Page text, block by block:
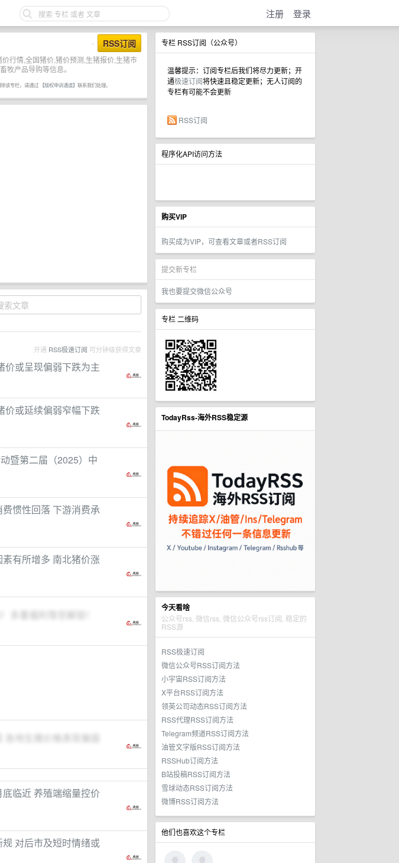
注册 登录
专栏 RSS订阅（公众号）
温馨提示：订阅专栏后我们将尽力更新；开
通极速订阅将快速且稳定更新；无人订阅的
专栏有可能不会更新
RSS订阅
程序化API访问方法
购买VIP
购买成为VIP，可查看文章或者RSS订阅
提交新专栏
我也要提交微信公众号
专栏 二维码
TodayRss-海外RSS稳定源
今天看啥
公众号rss, 微信rss, 微信公众号rss订阅, 稳定的
RSS源
RSS极速订阅
微信公众号RSS订阅方法
小宇宙RSS订阅方法
X平台RSS订阅方法
领英公司动态RSS订阅方法
RSS代理RSS订阅方法
Telegram频道RSS订阅方法
油管文字版RSS订阅方法
RSSHub订阅方法
B站投稿RSS订阅方法
雪球动态RSS订阅方法
微博RSS订阅方法
他们也喜欢这个专栏
• RSS订阅
行情,全国猪价,猪价预测,生猪报价,生猪市
牧产品导购等信息。
该专栏，请通过 【版权申诉通道】 联系我们处理。
开通 RSS极速订阅 可分钟级获得文章
价或呈现偏弱下跌为主
价或延续偏弱窄幅下跌
暨第二届（2025）中
惯性回落 下游消费承
有所增多 南北猪价涨
多重福利等您解锁！
地生猪价格表现偏弱
临近 养殖端缩量控价
对后市及短时情绪或